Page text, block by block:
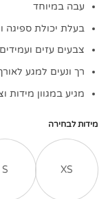
עבה במיוחד
בעלת יכולת ספיגה
צבעים עזים ועמידים
רך ונעים למגע
מגיע במגוון מידות
מידות לבחירה
XS
S